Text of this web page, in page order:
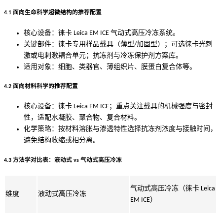
4.1 面向生命科学超微结构的推荐配置
核心设备：徕卡 Leica EM ICE 气动式高压冷冻系统。
关键部件：徕卡专用样品载具（薄型/加固型）；可选徕卡光刺
激或电刺激耦合单元；抗冻剂与冷冻保护剂方案库。
适用对象：细胞、类器官、薄组织片、膜蛋白复合体等。
4.2 面向材料科学的推荐配置
核心设备：徕卡 Leica EM ICE；重点关注载具的机械强度与密封
性，适配水凝胶、聚合物、复合材料。
化学策略：按材料溶胀与渗透特性选择抗冻剂浓度与接触时间，
避免结构收缩或相分离。
4.3 方法学对比表：液动式 vs 气动式高压冷冻
维度 液动式高压冷冻
气动式高压冷冻（徕卡 Leica
EM ICE）